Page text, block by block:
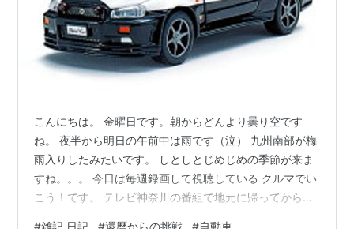
こんにちは。 金曜日です。朝からどんより曇り空です
ね。 夜半から明日の午前中は雨です（泣） 九州南部が梅
雨入りしたみたいです。 しとしとじめじめの季節が来ま
すね。。。 今日は毎週録画して視聴している クルマでい
こう！です。 テレビ神奈川の番組で地元に帰ってから、
#雑記 日記 #還暦からの挑戦 #自動車